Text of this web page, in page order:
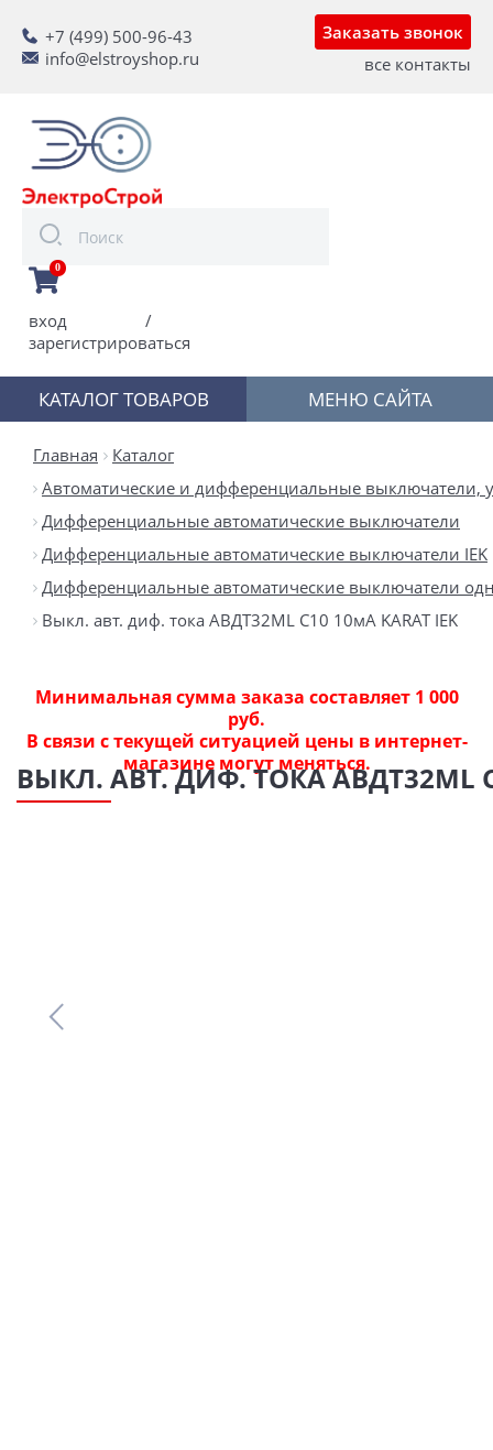
+7 (499) 500-96-43
info@elstroyshop.ru
Заказать звонок
все контакты
0
вход
/
зарегистрироваться
КАТАЛОГ ТОВАРОВ МЕНЮ САЙТА
Главная
Каталог
Автоматические и дифференциальные выключатели,
Дифференциальные автоматические выключатели
Дифференциальные автоматические выключатели IEK
Дифференциальные автоматические выключатели
Выкл. авт. диф. тока АВДТ32МL С10 10мА KARAT IEK
Минимальная сумма заказа составляет 1 000
руб.
В связи с текущей ситуацией цены в интернет-
магазине могут меняться.
ВЫКЛ. АВТ. ДИФ. ТОКА АВДТ32МL